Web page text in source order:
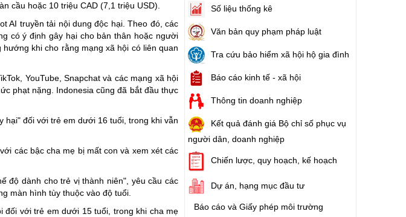
Phóng sự ảnh
Chuyên mục khác
cầu hoặc 10 triệu CAD (7,1 triệu USD).
AI truyền tải nội dung độc hại. Theo đó, các
có ý định gây hại cho bản thân hoặc người
khi cho rằng mạng xã hội có liên quan
YouTube, Snapchat và các mạng xã hội
phạt nặng. Indonesia cũng đã bắt đầu thực
hại" đối với trẻ em dưới 16 tuổi, trong khi vẫn
các bậc cha mẹ bị mất con và xem xét các
độ dành cho trẻ vị thành niên", yêu cầu các
màn hình tùy thuộc vào độ tuổi.
đối với trẻ em dưới 15 tuổi, trong khi cha mẹ
Số liệu thống kê
Văn bản quy phạm pháp luật
Tra cứu bảo hiểm xã hội hộ gia đình
Báo cáo kinh tế - xã hội
Thông tin doanh nghiệp
Kết quả đánh giá Bộ chỉ số phục vụ
người dân, doanh nghiệp
Chiến lược, quy hoạch, kế hoạch
Dự án, hạng mục đầu tư
Báo cáo và Giấy phép môi trường